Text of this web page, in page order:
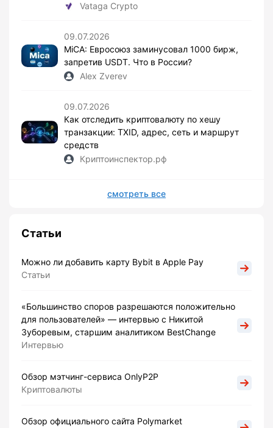
Vataga Crypto
09.07.2026
MiCA: Евросоюз заминусовал 1000 бирж,
запретив USDT. Что в России?
Alex Zverev
09.07.2026
Как отследить криптовалюту по хешу
транзакции: TXID, адрес, сеть и маршрут
средств
Криптоинспектор.рф
смотреть все
Статьи
Можно ли добавить карту Bybit в Apple Pay
Статьи
«Большинство споров разрешаются положительно
для пользователей» — интервью с Никитой
Зуборевым, старшим аналитиком BestChange
Интервью
Обзор мэтчинг-сервиса OnlyP2P
Криптовалюты
Обзор официального сайта Polymarket